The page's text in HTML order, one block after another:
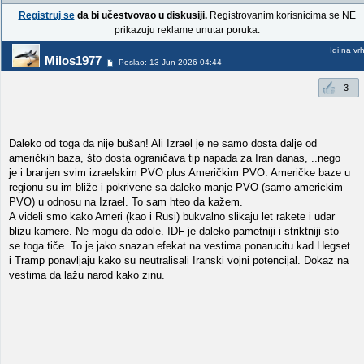
Registruj seda bi učestvovao u diskusiji.Registrovanim korisnicima se NE
prikazuju reklame unutar poruka.
Milos1977 Poslao: 13 Jun 2026 04:44
Idi na vrh
3
Daleko od toga da nije bušan! Ali Izrael je ne samo dosta dalje od
američkih baza, što dosta ograničava tip napada za Iran danas, ..nego
je i branjen svim izraelskim PVO plus Američkim PVO. Američke baze u
regionu su im bliže i pokrivene sa daleko manje PVO (samo americkim
PVO) u odnosu na Izrael. To sam hteo da kažem.
A videli smo kako Ameri (kao i Rusi) bukvalno slikaju let rakete i udar
blizu kamere. Ne mogu da odole. IDF je daleko pametniji i striktniji sto
se toga tiče. To je jako snazan efekat na vestima ponarucitu kad Hegset
i Tramp ponavljaju kako su neutralisali Iranski vojni potencijal. Dokaz na
vestima da lažu narod kako zinu.